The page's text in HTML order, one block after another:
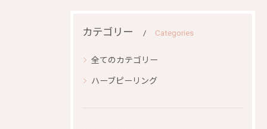
カテゴリー Categories
全てのカテゴリー
ハーブピーリング